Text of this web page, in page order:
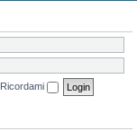
Ricordami